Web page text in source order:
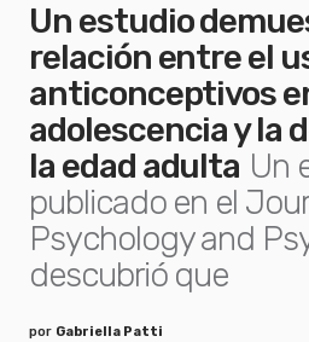
Un estudio
relación entre el
anticonceptivos
adolescencia y la
la edad adulta Un
publicado en el
Psychology and
descubrió que
por Gabriella Patti